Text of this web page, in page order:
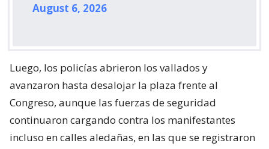
August 6, 2026
Luego, los policías abrieron los vallados y
avanzaron hasta desalojar la plaza frente al
Congreso, aunque las fuerzas de seguridad
continuaron cargando contra los manifestantes
incluso en calles aledañas, en las que se registraron